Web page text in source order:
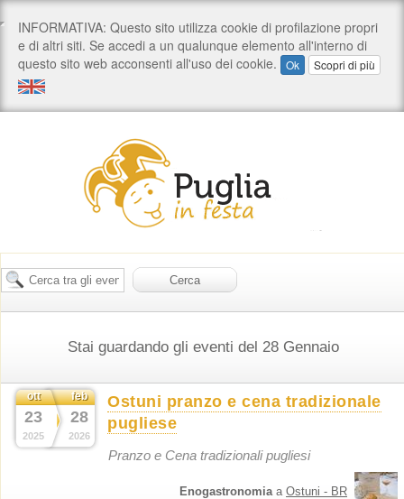
Stai guardando gli eventi del 28 Gennaio
ott
23
2025
feb
28
2026
Ostuni pranzo e cena tradizionale
pugliese
Pranzo e Cena tradizionali pugliesi
Enogastronomiaa Ostuni - BR